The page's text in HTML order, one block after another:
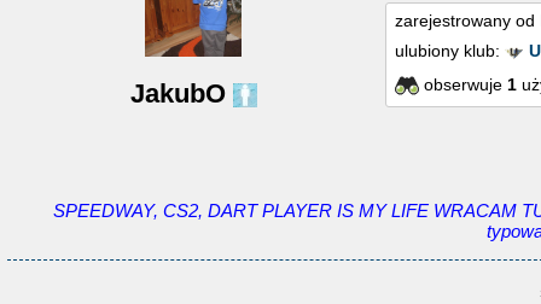
JakubO
zarejestrowany od
ulubiony klub:
obserwuje 1
SPEEDWAY, CS2, DART PLAYER IS MY LIFE WRACAM